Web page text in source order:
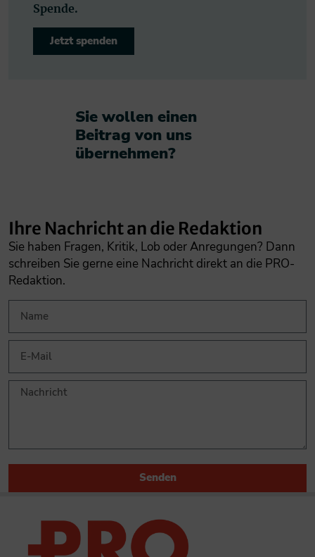
Spende.
Jetzt spenden
Sie wollen einen
Beitrag von uns
übernehmen?​
Ihre Nachricht an die Redaktion
Sie haben Fragen, Kritik, Lob oder Anregungen? Dann
schreiben Sie gerne eine Nachricht direkt an die PRO-
Redaktion.
Senden